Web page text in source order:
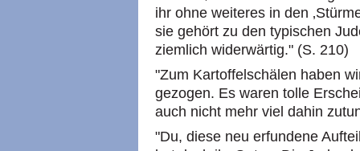
ihr ohne weiteres in den
sie gehört zu den typischen
ziemlich widerwärtig." (S. 210)
"Zum Kartoffelschälen haben
gezogen. Es waren tolle
auch nicht mehr viel dahin
"Du, diese neu erfundene